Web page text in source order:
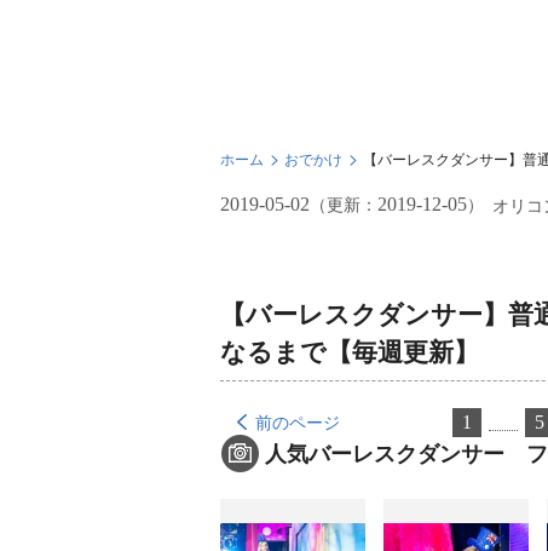
ホーム おでかけ 【バーレスクダンサー】普
2019-05-02 （更新： 2019-12-05） オリコ
【バーレスクダンサー】
なるまで【毎週更新】
前のページ 1 5
人気バーレスクダンサー